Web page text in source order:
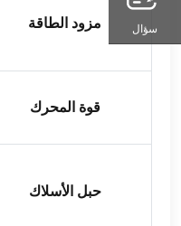
مزود الطاقة
قوة المحرك
حبل الأسلاك
سؤال